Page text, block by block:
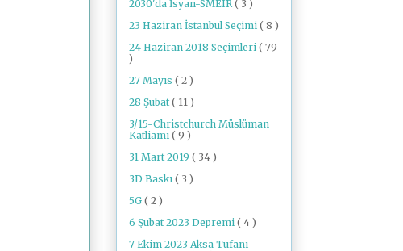
2030'da İsyan-SMEIR ( 3 )
23 Haziran İstanbul Seçimi ( 8 )
24 Haziran 2018 Seçimleri ( 79
)
27 Mayıs ( 2 )
28 Şubat ( 11 )
3/15-Christchurch Müslüman
Katliamı ( 9 )
31 Mart 2019 ( 34 )
3D Baskı ( 3 )
5G ( 2 )
6 Şubat 2023 Depremi ( 4 )
7 Ekim 2023 Aksa Tufanı